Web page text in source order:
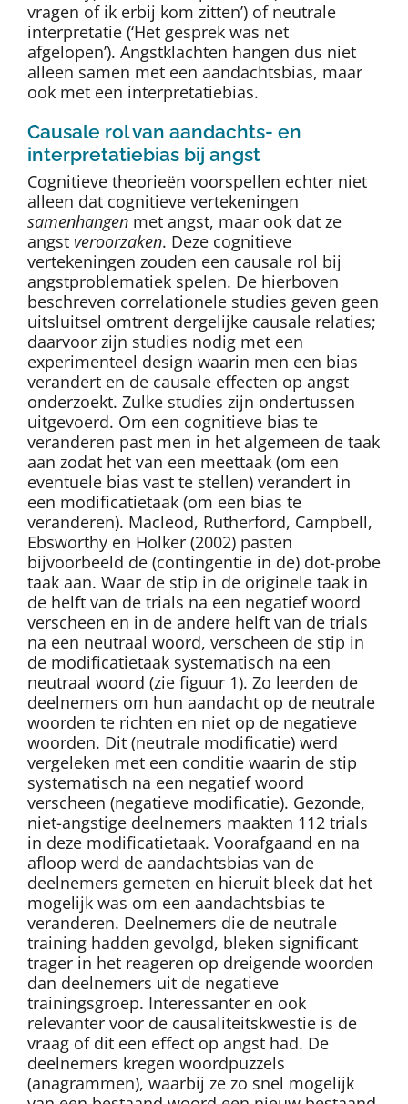
vragen of ik erbij kom zitten’) of neutrale
interpretatie (‘Het gesprek was net
afgelopen’). Angstklachten hangen dus niet
alleen samen met een aandachtsbias, maar
ook met een interpretatiebias.
Causale rol van aandachts- en
interpretatiebias bij angst
Cognitieve theorieën voorspellen echter niet
alleen dat cognitieve vertekeningen
samenhangen met angst, maar ook dat ze
angst veroorzaken. Deze cognitieve
vertekeningen zouden een causale rol bij
angstproblematiek spelen. De hierboven
beschreven correlationele studies geven geen
uitsluitsel omtrent dergelijke causale relaties;
daarvoor zijn studies nodig met een
experimenteel design waarin men een bias
verandert en de causale effecten op angst
onderzoekt. Zulke studies zijn ondertussen
uitgevoerd. Om een cognitieve bias te
veranderen past men in het algemeen de taak
aan zodat het van een meettaak (om een
eventuele bias vast te stellen) verandert in
een modificatietaak (om een bias te
veranderen). Macleod, Rutherford, Campbell,
Ebsworthy en Holker (2002) pasten
bijvoorbeeld de (contingentie in de) dot-probe
taak aan. Waar de stip in de originele taak in
de helft van de trials na een negatief woord
verscheen en in de andere helft van de trials
na een neutraal woord, verscheen de stip in
de modificatietaak systematisch na een
neutraal woord (zie figuur 1). Zo leerden de
deelnemers om hun aandacht op de neutrale
woorden te richten en niet op de negatieve
woorden. Dit (neutrale modificatie) werd
vergeleken met een conditie waarin de stip
systematisch na een negatief woord
verscheen (negatieve modificatie). Gezonde,
niet-angstige deelnemers maakten 112 trials
in deze modificatietaak. Voorafgaand en na
afloop werd de aandachtsbias van de
deelnemers gemeten en hieruit bleek dat het
mogelijk was om een aandachtsbias te
veranderen. Deelnemers die de neutrale
training hadden gevolgd, bleken significant
trager in het reageren op dreigende woorden
dan deelnemers uit de negatieve
trainingsgroep. Interessanter en ook
relevanter voor de causaliteitskwestie is de
vraag of dit een effect op angst had. De
deelnemers kregen woordpuzzels
(anagrammen), waarbij ze zo snel mogelijk